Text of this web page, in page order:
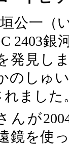
公一（
2403銀
発見し
のしゅ
れました
んが
鏡を使